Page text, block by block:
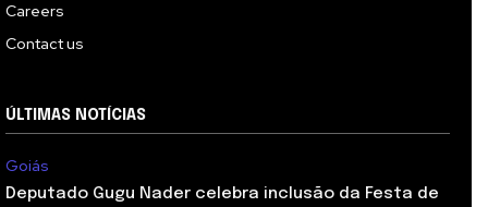
Careers
Contact us
ÚLTIMAS NOTÍCIAS
Goiás
Deputado Gugu Nader celebra inclusão da Festa de